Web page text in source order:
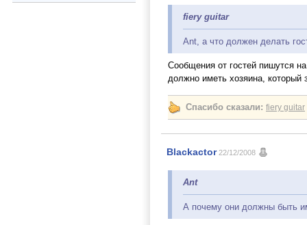
fiery guitar
Ant, а что должен делать
Сообщения от гостей пишутся
должно иметь хозяина, который
Спасибо сказали: fiery guitar
Blackactor 22/12/2008
Ant
А почему они должны быть